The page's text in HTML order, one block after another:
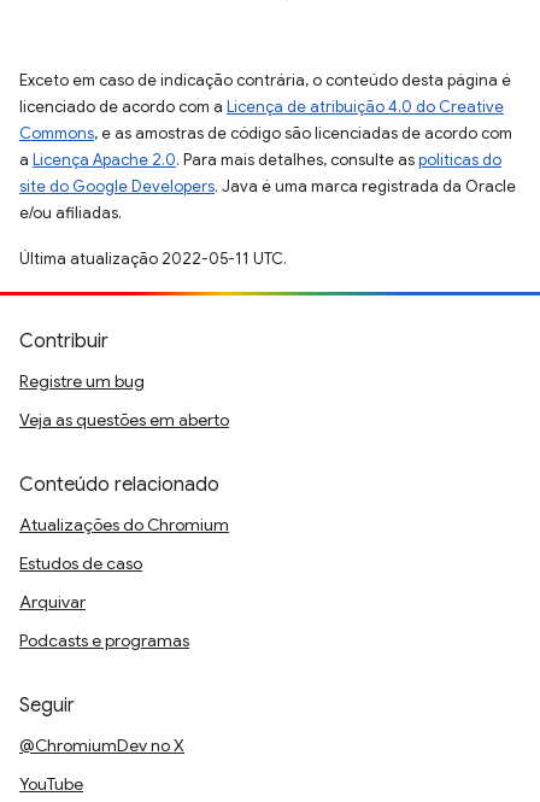
Exceto em caso de indicação contrária, o conteúdo desta página é
licenciado de acordo com a Licença de atribuição 4.0 do Creative
Commons, e as amostras de código são licenciadas de acordo com
a Licença Apache 2.0. Para mais detalhes, consulte aspolíticas do
site do Google Developers. Java é uma marca registrada da Oracle
e/ou afiliadas.
Última atualização 2022-05-11 UTC.
Contribuir
Registre um bug
Veja as questões em aberto
Conteúdo relacionado
Atualizações do Chromium
Estudos de caso
Arquivar
Podcasts e programas
Seguir
@ChromiumDev no X
YouTube